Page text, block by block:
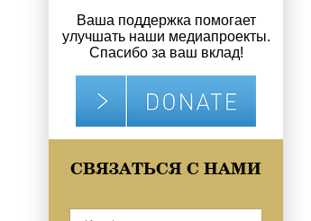
Ваша поддержка помогает
улучшать наши медиапроекты.
Спасибо за ваш вклад!
СВЯЗАТЬСЯ С НАМИ